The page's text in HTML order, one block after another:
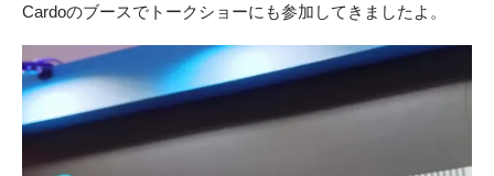
Cardoのブースでトークショーにも参加してきましたよ。